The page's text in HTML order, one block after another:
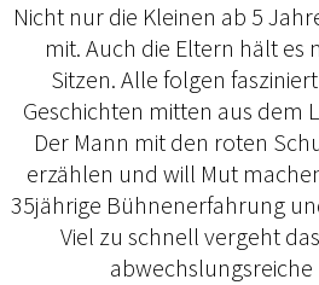
Nicht nur die Kleinen ab 5
mit. Auch die Eltern hält es
Sitzen. Alle folgen
Geschichten mitten aus dem
Der Mann mit den roten
erzählen und will Mut
35jährige Bühnenerfahrung
Viel zu schnell vergeht